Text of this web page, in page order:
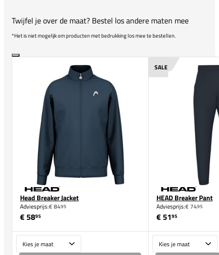
Twijfel je over de maat? Bestel los andere maten mee
*Het is niet mogelijk om producten met bedrukking los mee te bestellen.
Head Breaker Jacket
Adviesprijs:€ 8495
€ 5895
SALE
HEAD Breaker Pant
Adviesprijs:€ 7495
€ 5195